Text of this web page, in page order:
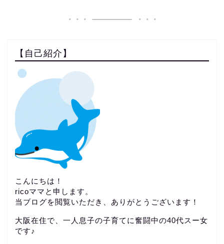
【自己紹介】
こんにちは！
ricoママと申します。
当ブログを閲覧いただき、ありがとうございます！
大阪在住で、一人息子の子育てに奮闘中の40代スー女
です♪